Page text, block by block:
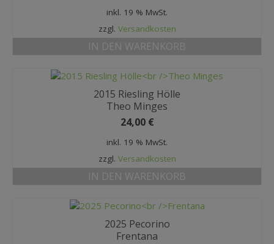
inkl. 19 % MwSt.
zzgl. Versandkosten
IN DEN WARENKORB
2015 Riesling Hölle
Theo Minges
24,00 €
inkl. 19 % MwSt.
zzgl. Versandkosten
IN DEN WARENKORB
2025 Pecorino
Frentana